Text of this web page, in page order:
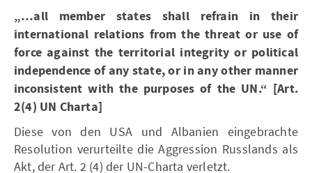
„…all member states shall refrain in their
international relations from the threat or use of
force against the territorial integrity or political
independence of any state, or in any other manner
inconsistent with the purposes of the UN.“ [Art.
2(4) UN Charta]
Diese von den USA und Albanien eingebrachte
Resolution verurteilte die Aggression Russlands als
Akt, der Art. 2 (4) der UN-Charta verletzt.